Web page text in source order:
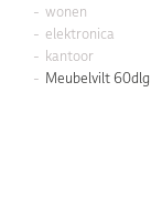
wonen
elektronica
kantoor
Meubelvilt 60dlg